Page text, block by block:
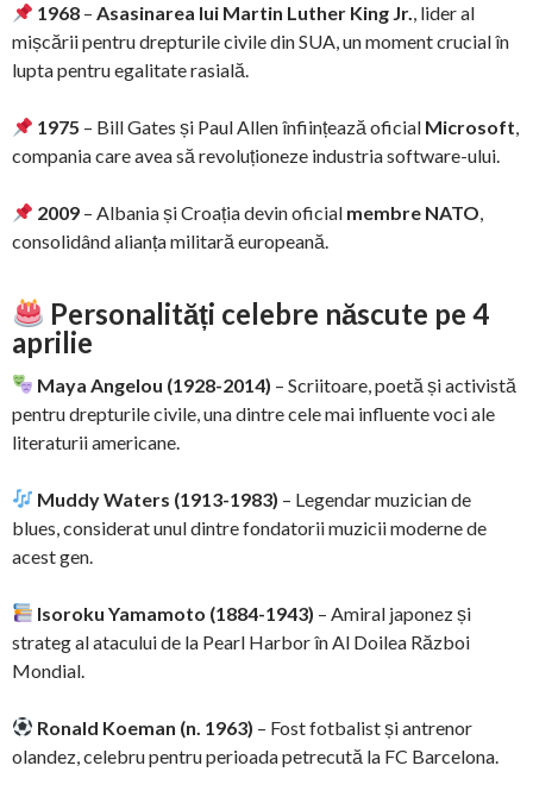
1968 –Asasinarea lui Martin Luther King Jr., lider al
mișcării pentru drepturile civile din SUA, un moment crucial în
lupta pentru egalitate rasială.
1975 – Bill Gates și Paul Allen înființează oficial Microsoft,
compania care avea să revoluționeze industria software-ului.
2009 – Albania și Croația devin oficial membre NATO,
consolidând alianța militară europeană.
Personalități celebre născute pe 4
aprilie
Maya Angelou (1928-2014) – Scriitoare, poetă și activistă
pentru drepturile civile, una dintre cele mai influente voci ale
literaturii americane.
Muddy Waters (1913-1983) – Legendar muzician de
blues, considerat unul dintre fondatorii muzicii moderne de
acest gen.
Isoroku Yamamoto (1884-1943) – Amiral japonez și
strateg al atacului de la Pearl Harbor în Al Doilea Război
Mondial.
Ronald Koeman (n. 1963) – Fost fotbalist și antrenor
olandez, celebru pentru perioada petrecută la FC Barcelona.